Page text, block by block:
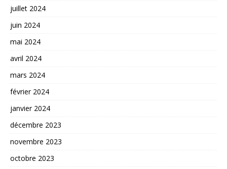
juillet 2024
juin 2024
mai 2024
avril 2024
mars 2024
février 2024
janvier 2024
décembre 2023
novembre 2023
octobre 2023